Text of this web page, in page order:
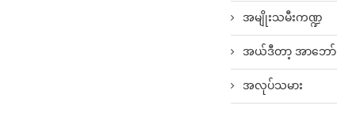
အမျိုးသမီးကဏ္ဍ
အယ်ဒီတာ့ အာဘော်
အလုပ်သမား